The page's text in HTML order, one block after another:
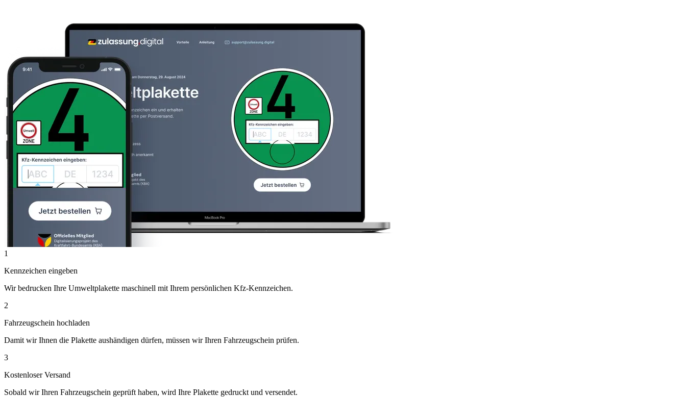
1
Kennzeichen eingeben
Wir bedrucken Ihre Umweltplakette maschinell mit Ihrem persönlichen Kfz-Kennzeichen.
2
Fahrzeugschein hochladen
Damit wir Ihnen die Plakette aushändigen dürfen, müssen wir Ihren Fahrzeugschein prüfen.
3
Kostenloser Versand
Sobald wir Ihren Fahrzeugschein geprüft haben, wird Ihre Plakette gedruckt und versendet.